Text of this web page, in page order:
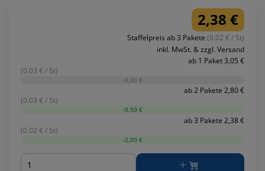
2,38 €
Staffelpreis ab 3 Pakete (0.02 € / St)
inkl. MwSt. & zzgl. Versand
ab 1 Paket 3,05 €
(0.03 € / St)
-0,00 €
ab 2 Pakete 2,80 €
(0.03 € / St)
-0,50 €
ab 3 Pakete 2,38 €
(0.02 € / St)
-2,00 €
Menge